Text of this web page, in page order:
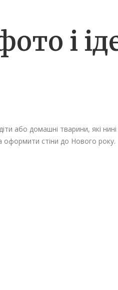
і
або домашні тварини, які
стіни до Нового року.